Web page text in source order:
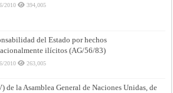
2010 394,005
del Estado por hechos
ilícitos (AG/56/83)
2010 263,005
de la Asamblea General de Naciones Unidas, de